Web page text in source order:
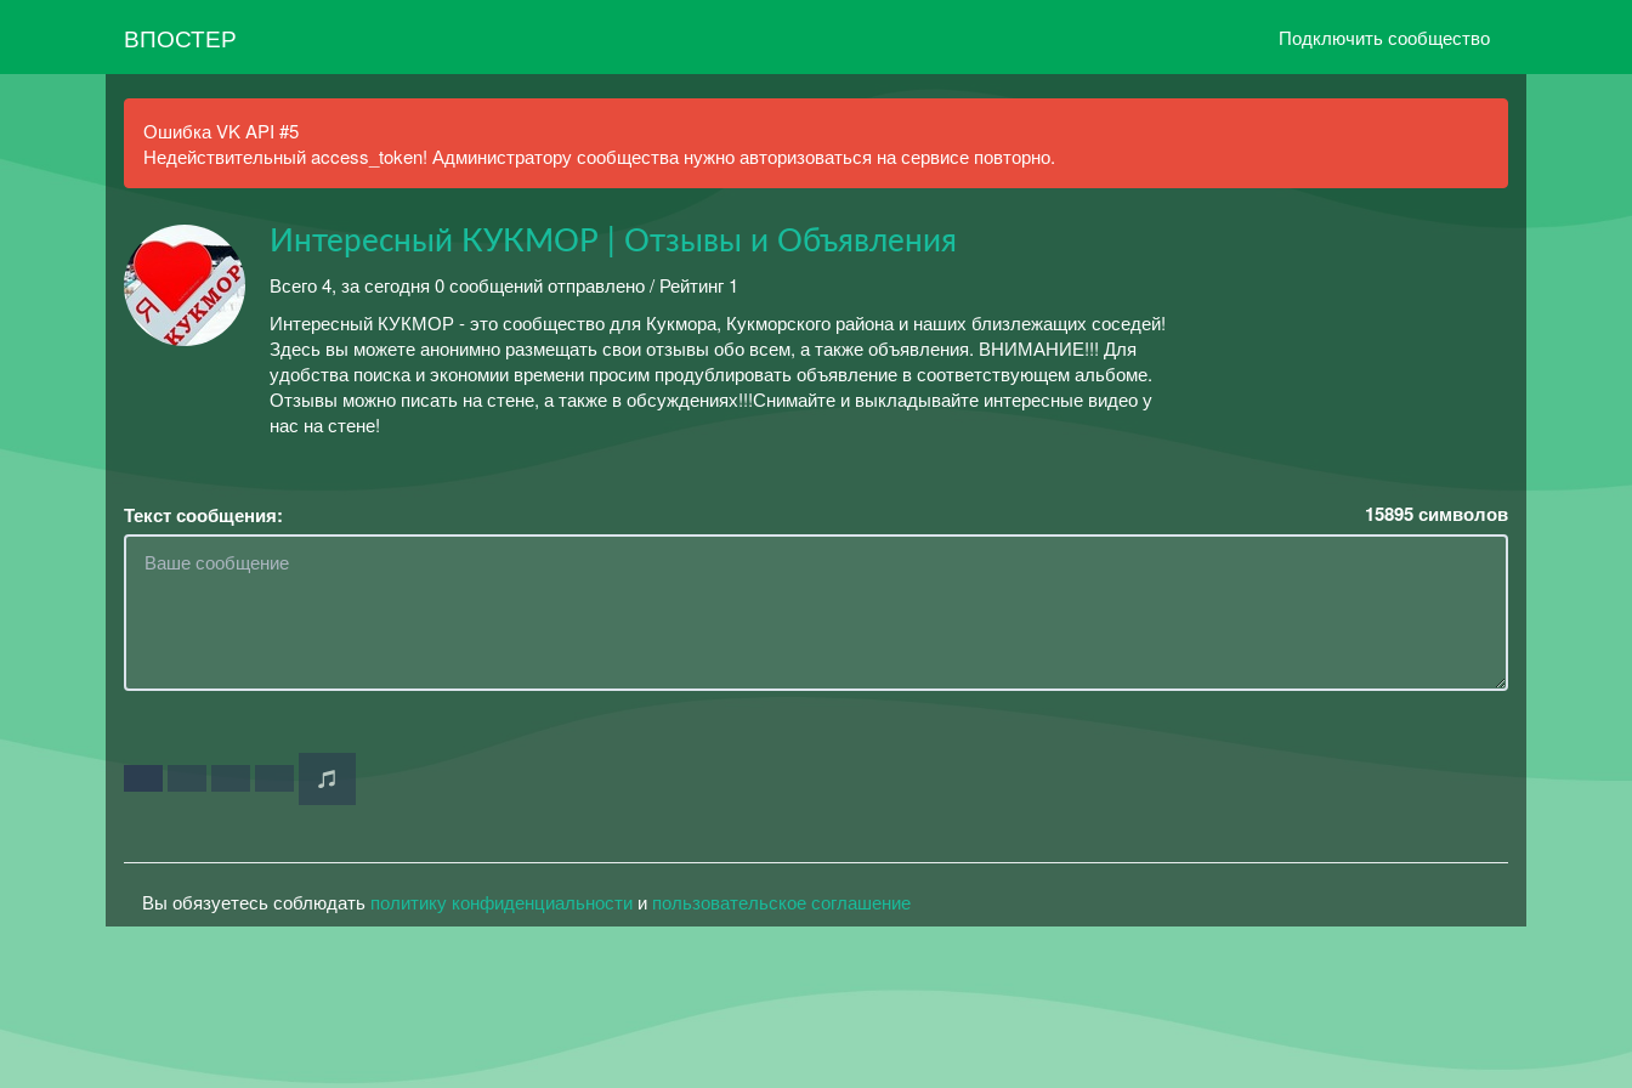
ВПОСТЕР Подключить сообщество
Ошибка VK API #5
Недействительный access_token! Администратору сообщества нужно авторизоваться на сервисе повторно.
Интересный КУКМОР | Отзывы и Объявления
Всего 4, за сегодня 0 сообщений отправлено / Рейтинг 1
Интересный КУКМОР - это сообщество для Кукмора, Кукморского района и наших близлежащих соседей!
Здесь вы можете анонимно размещать свои отзывы обо всем, а также объявления. ВНИМАНИЕ!!! Для
удобства поиска и экономии времени просим продублировать объявление в соответствующем альбоме.
Отзывы можно писать на стене, а также в обсуждениях!!!Снимайте и выкладывайте интересные видео у
нас на стене!
Текст сообщения: 15895символов
Вы обязуетесь соблюдать политику конфиденциальности и пользовательское соглашение